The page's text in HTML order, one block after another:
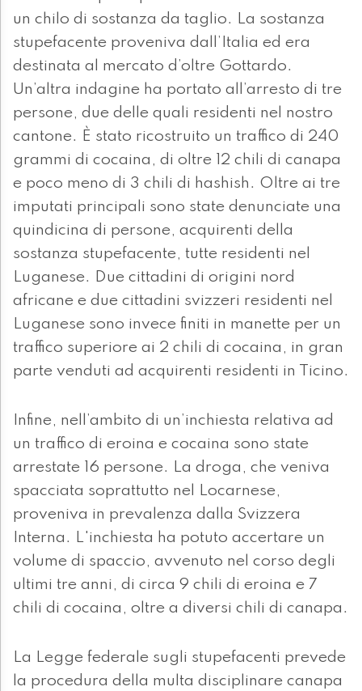
un chilo di sostanza da taglio. La sostanza
stupefacente proveniva dall’Italia ed era
destinata al mercato d’oltre Gottardo.
Un’altra indagine ha portato all’arresto di tre
persone, due delle quali residenti nel nostro
cantone. È stato ricostruito un traffico di 240
grammi di cocaina, di oltre 12 chili di canapa
e poco meno di 3 chili di hashish. Oltre ai tre
imputati principali sono state denunciate una
quindicina di persone, acquirenti della
sostanza stupefacente, tutte residenti nel
Luganese. Due cittadini di origini nord
africane e due cittadini svizzeri residenti nel
Luganese sono invece finiti in manette per un
traffico superiore ai 2 chili di cocaina, in gran
parte venduti ad acquirenti residenti in Ticino.
Infine, nell’ambito di un’inchiesta relativa ad
un traffico di eroina e cocaina sono state
arrestate 16 persone. La droga, che veniva
spacciata soprattutto nel Locarnese,
proveniva in prevalenza dalla Svizzera
Interna. L'inchiesta ha potuto accertare un
volume di spaccio, avvenuto nel corso degli
ultimi tre anni, di circa 9 chili di eroina e 7
chili di cocaina, oltre a diversi chili di canapa.
La Legge federale sugli stupefacenti prevede
la procedura della multa disciplinare canapa